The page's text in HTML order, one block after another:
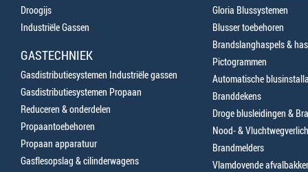
Droogijs
Industriële Gassen
GASTECHNIEK
Gasdistributiesystemen Industriële gassen
Gasdistributiesystemen Propaan
Reduceren & onderdelen
Propaantoebehoren
Propaan apparatuur
Gasflesopslag & cilinderwagens
Gloria Blussystemen
Blusser toebehoren
Brandslanghaspels &
Pictogrammen
Automatische
Branddekens
Droge blusleidingen &
Nood- &
Brandmelders
Vlamdovende